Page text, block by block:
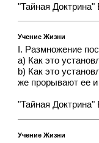
"Тайная
Учение Жизни
I. Размножение
a) Как это
b) Как это
же прорывают ее
"Тайная
Учение Жизни